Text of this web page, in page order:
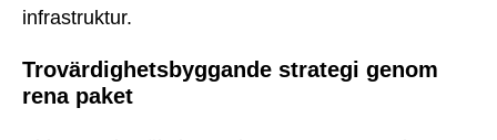
infrastruktur.
Trovärdighetsbyggande strategi genom
rena paket